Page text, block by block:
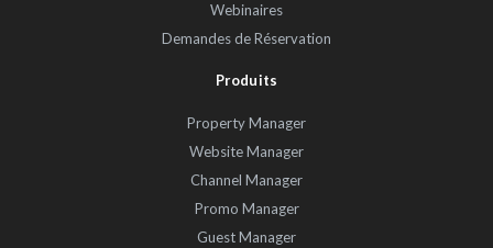
Webinaires
Demandes de Réservation
Produits
Property Manager
Website Manager
Channel Manager
Promo Manager
Guest Manager